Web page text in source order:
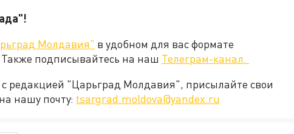
Молдавия" в удобном для вас формате
Также подписывайтесь на наш Телеграм-канал.
с редакцией "Царьград Молдавия", присылайте свои
нашу почту: tsargrad.moldova@yandex.ru